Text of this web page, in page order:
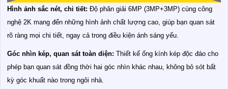
Hình ảnh sắc nét, chi tiết: Độ phân giải 6MP (3MP+3MP) cùng công
nghệ 2K mang đến những hình ảnh chất lượng cao, giúp bạn quan sát
rõ ràng mọi chi tiết, ngay cả trong điều kiện ánh sáng yếu.
Góc nhìn kép, quan sát toàn diện: Thiết kế ống kính kép độc đáo cho
phép bạn quan sát đồng thời hai góc nhìn khác nhau, không bỏ sót bất
kỳ góc khuất nào trong ngôi nhà.